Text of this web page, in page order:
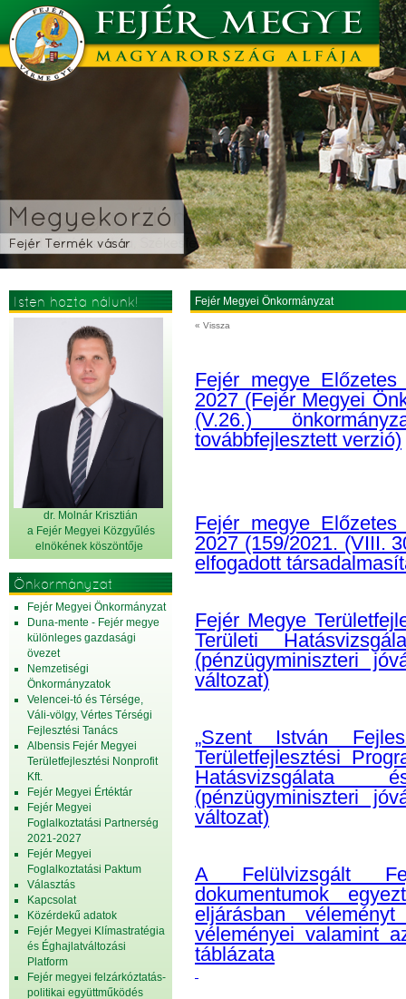
Isten hozta nálunk!
dr. Molnár Krisztián
a Fejér Megyei Közgyűlés
elnökének köszöntője
Önkormányzat
Fejér Megyei Önkormányzat
Duna-mente - Fejér megye
különleges gazdasági
övezet
Nemzetiségi
Önkormányzatok
Velencei-tó és Térsége,
Váli-völgy, Vértes Térségi
Fejlesztési Tanács
Albensis Fejér Megyei
Területfejlesztési Nonprofit
Kft.
Fejér Megyei Értéktár
Fejér Megyei
Foglalkoztatási Partnerség
2021-2027
Fejér Megyei
Foglalkoztatási Paktum
Választás
Kapcsolat
Közérdekű adatok
Fejér Megyei Klímastratégia
és Éghajlatváltozási
Platform
Fejér megyei felzárkóztatás-
politikai együttműködés
Fejér Megyei Önkormányzat
« Vissza
Fejér megye
2027 (Fejér Megyei
(V.26.)
továbbfejlesztett verzió)
Fejér megye
2027 (159/2021. (VIII.
elfogadott
Fejér Megye
Területi
(pénzügyminiszteri
változat)
„Szent István
Területfejlesztési
Hatásvizsgálata
(pénzügyminiszteri
változat)
A Felülvizsgált
dokumentumok
eljárásban
véleményei valamint
táblázata